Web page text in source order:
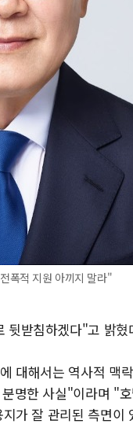
폭적 지원 아끼지 말라"
뒷받침하겠다"고 밝혔
대해서는 역사적 맥
명한 사실"이라며 "
가 잘 관리된 측면이